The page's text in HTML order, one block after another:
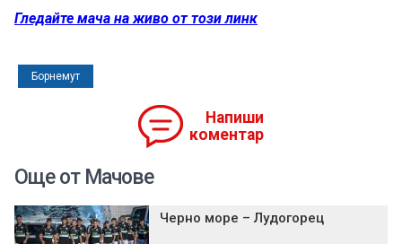
Гледайте мача на живо от този линк
Борнемут
Напиши
коментар
Още от Мачове
Черно море – Лудогорец